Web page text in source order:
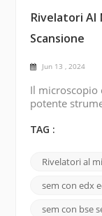
Rivelatori Al
Scansione
Jun 13 , 2024
Il microscopio
potente
campi. Sono
prestazioni
tipi comuni
elettroni
TAG :
Rivelatori al
sem con edx
sem con bse